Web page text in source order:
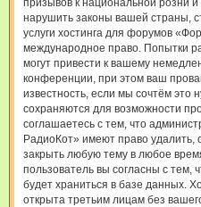
призывов к национальной розни
нарушить законы вашей страны,
услуги хостинга для форумов
международное право. Попытки
могут привести к вашему
конференции, при этом ваш
известность, если мы сочтём это
сохраняются для возможности
соглашаетесь с тем, что
РадиоКот» имеют право удалить,
закрыть любую тему в любое
пользователь вы согласны с
будет храниться в базе данных.
открыта третьим лицам без